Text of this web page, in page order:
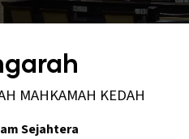
MAHKAMAH KEDAH
Sejahtera